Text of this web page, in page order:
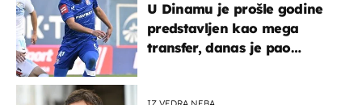
U Dinamu je prošle godine
predstavljen kao mega
transfer, danas je pao